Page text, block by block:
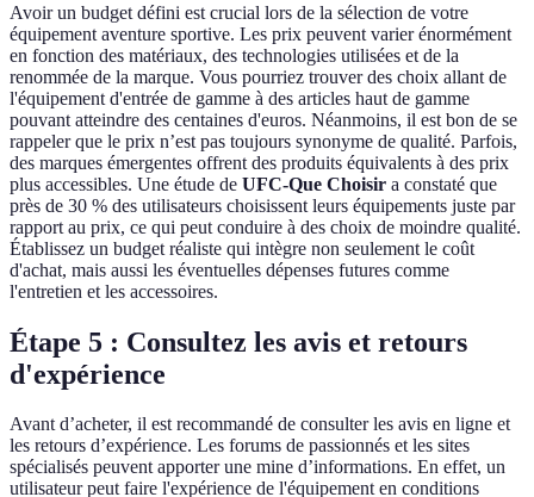
Avoir un budget défini est crucial lors de la sélection de votre
équipement aventure sportive. Les prix peuvent varier énormément
en fonction des matériaux, des technologies utilisées et de la
renommée de la marque. Vous pourriez trouver des choix allant de
l'équipement d'entrée de gamme à des articles haut de gamme
pouvant atteindre des centaines d'euros. Néanmoins, il est bon de se
rappeler que le prix n’est pas toujours synonyme de qualité. Parfois,
des marques émergentes offrent des produits équivalents à des prix
plus accessibles. Une étude de UFC-Que Choisir a constaté que
près de 30 % des utilisateurs choisissent leurs équipements juste par
rapport au prix, ce qui peut conduire à des choix de moindre qualité.
Établissez un budget réaliste qui intègre non seulement le coût
d'achat, mais aussi les éventuelles dépenses futures comme
l'entretien et les accessoires.
Étape 5 : Consultez les avis et retours
d'expérience
Avant d’acheter, il est recommandé de consulter les avis en ligne et
les retours d’expérience. Les forums de passionnés et les sites
spécialisés peuvent apporter une mine d’informations. En effet, un
utilisateur peut faire l'expérience de l'équipement en conditions